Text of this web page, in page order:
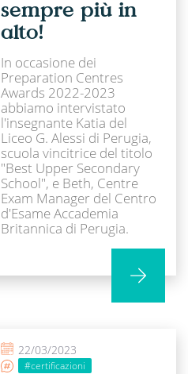
sempre più in
alto!
In occasione dei
Preparation Centres
Awards 2022-2023
abbiamo intervistato
l'insegnante Katia del
Liceo G. Alessi di Perugia,
scuola vincitrice del titolo
"Best Upper Secondary
School", e Beth, Centre
Exam Manager del Centro
d'Esame Accademia
Britannica di Perugia.
22/03/2023
#certificazioni